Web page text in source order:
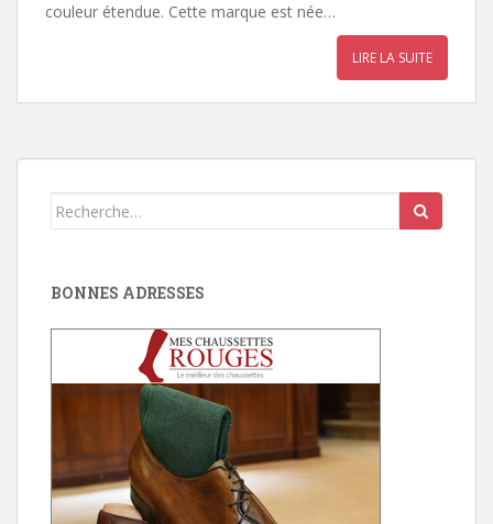
couleur étendue. Cette marque est née…
LIRE LA SUITE
Search
BONNES ADRESSES